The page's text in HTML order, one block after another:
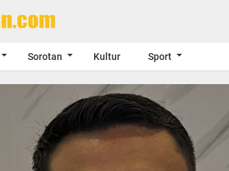
Sorotan Kultur Sport